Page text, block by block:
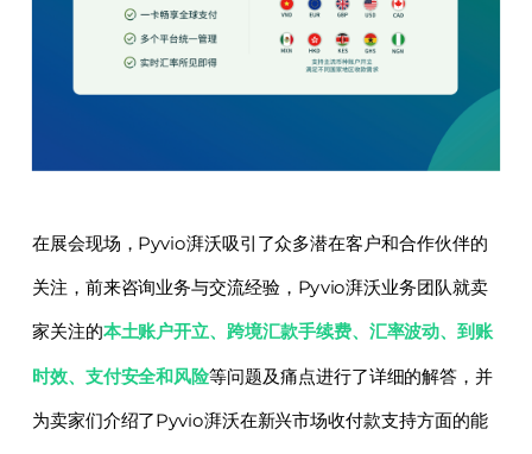
在展会现场，Pyvio湃沃吸引了众多潜在客户和合作伙伴的
关注，前来咨询业务与交流经验，Pyvio湃沃业务团队就卖
家关注的本土账户开立、 跨境汇款手续费、 汇率波动、到账
时效、支付安全和风险等问题及痛点进行了详细的解答，并
为卖家们介绍了Pyvio湃沃在新兴市场收付款支持方面的能